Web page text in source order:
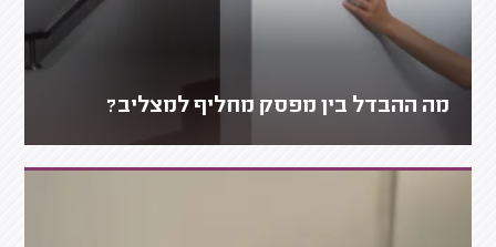
מה ההבדל בין מפסק מחליף למצליב?